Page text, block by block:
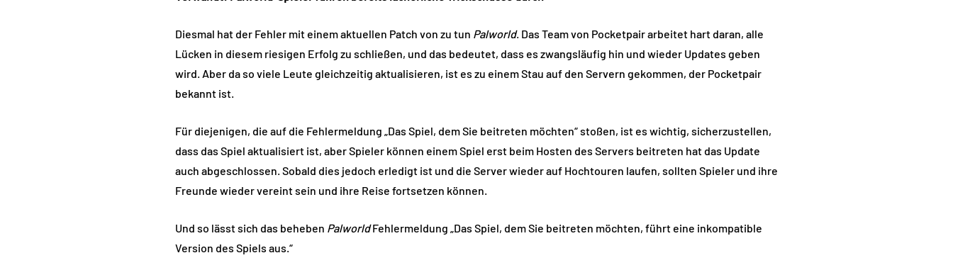
Diesmal hat der Fehler mit einem aktuellen Patch von zu tun Palworld. Das Team von Pocketpair arbeitet hart daran, alle
Lücken in diesem riesigen Erfolg zu schließen, und das bedeutet, dass es zwangsläufig hin und wieder Updates geben
wird. Aber da so viele Leute gleichzeitig aktualisieren, ist es zu einem Stau auf den Servern gekommen, der Pocketpair
bekannt ist.
Für diejenigen, die auf die Fehlermeldung „Das Spiel, dem Sie beitreten möchten“ stoßen, ist es wichtig, sicherzustellen,
dass das Spiel aktualisiert ist, aber Spieler können einem Spiel erst beim Hosten des Servers beitreten hat das Update
auch abgeschlossen. Sobald dies jedoch erledigt ist und die Server wieder auf Hochtouren laufen, sollten Spieler und ihre
Freunde wieder vereint sein und ihre Reise fortsetzen können.
Und so lässt sich das beheben PalworldFehlermeldung „Das Spiel, dem Sie beitreten möchten, führt eine inkompatible
Version des Spiels aus.“